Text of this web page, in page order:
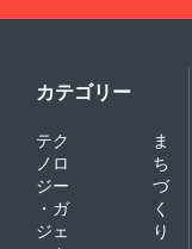
カテゴリー
テク
ノロ
ジー
・ガ
ジェ
ま
ち
づ
く
り